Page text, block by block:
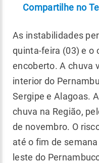
Compartilhe no
As instabilidades
quinta-feira (03) e o
encoberto. A chuva
interior do
Sergipe e Alagoas.
chuva na Região,
de novembro. O
até o fim de
leste do